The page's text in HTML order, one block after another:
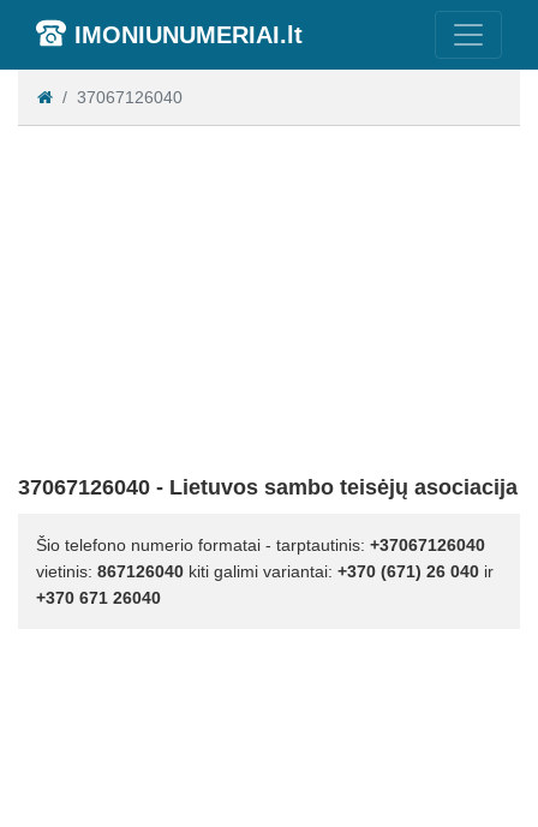
IMONIUNUMERIAI.lt
37067126040
37067126040 - Lietuvos sambo teisėjų asociacija
Šio telefono numerio formatai - tarptautinis: +37067126040
vietinis: 867126040 kiti galimi variantai: +370 (671) 26 040 ir
+370 671 26040